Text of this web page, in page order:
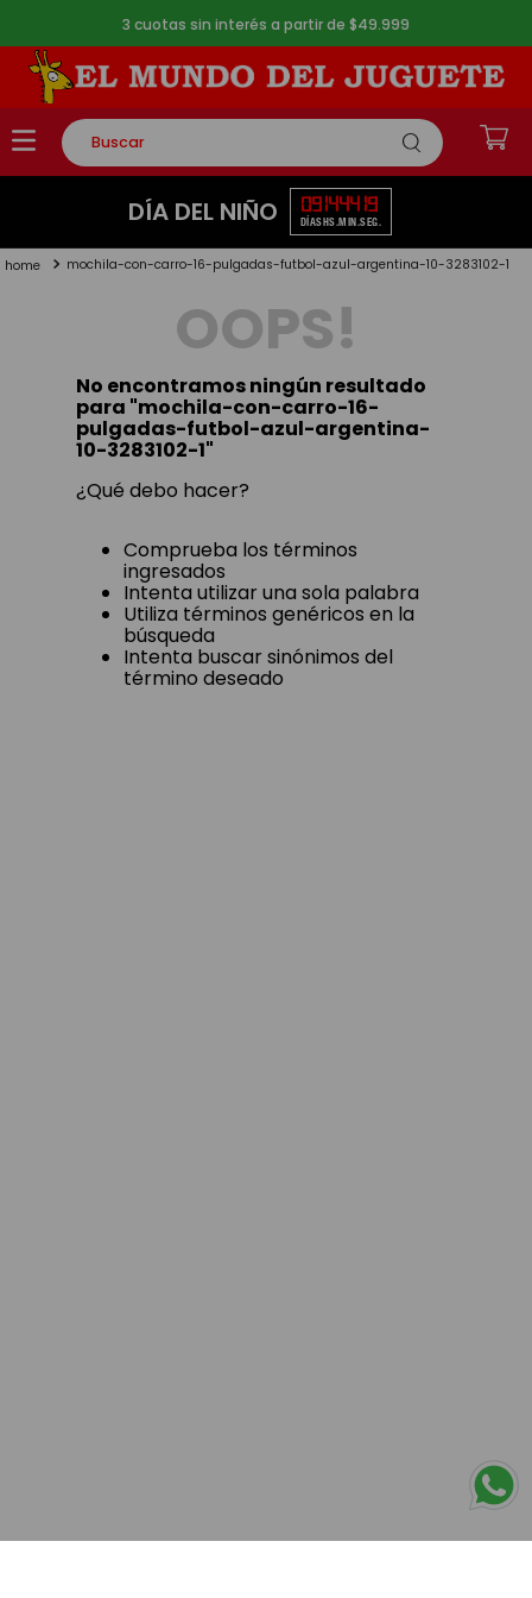
3 cuotas sin interés a partir de $49.999
Buscar
TÉRMINOS MÁS BUSCADOS
2.
lego
toy story
DÍA DEL NIÑO 09
DÍAS
14
HS.
44
MIN.
18
SEG.
mochila-con-carro-16-pulgadas-futbol-azul-argentina-10-3283102-1
OOPS!
No encontramos ningún resultado
para "mochila-con-carro-16-
pulgadas-futbol-azul-argentina-
10-3283102-1"
¿Qué debo hacer?
Comprueba los términos
ingresados
Intenta utilizar una sola palabra
Utiliza términos genéricos en la
búsqueda
Intenta buscar sinónimos del
término deseado